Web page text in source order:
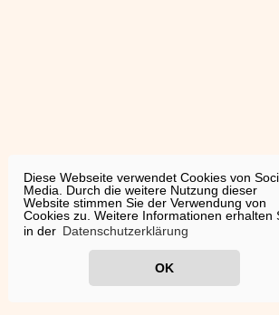
Diese Webseite verwendet Cookies von
Media. Durch die weitere Nutzung dieser
Website stimmen Sie der Verwendung von
Cookies zu. Weitere Informationen erhalten
in der Datenschutzerklärung
OK